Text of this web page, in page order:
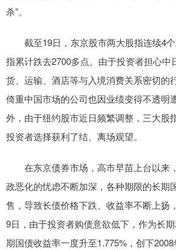
杀”。
截至19日，东京股市两大股指连续4个
指累计跌去2700多点。由于投资者担心中
货、运输、酒店等与入境消费关系密切的
倚重中国市场的公司也因业绩变得不透明
外，由于纽约股市近日频繁调整，三大股
投资者选择获利了结、离场观望。
在东京债券市场，高市早苗上台以来
政恶化的忧虑不断加深，各种期限的长期
售，导致长债价格下跌、收益率不断上扬
9日，由于投资者购债意欲低下，作为长
期国债收益率一度升至1.775%，创下2008